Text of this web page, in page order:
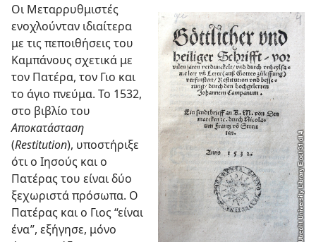
Οι Μεταρρυθμιστές
ενοχλούνταν ιδιαίτερα
με τις πεποιθήσεις του
Καμπάνους σχετικά με
τον Πατέρα, τον Γιο και
το άγιο πνεύμα. Το 1532,
στο βιβλίο του
Αποκατάσταση
(Restitution), υποστήριξε
ότι ο Ιησούς και ο
Πατέρας του είναι δύο
ξεχωριστά πρόσωπα. Ο
Πατέρας και ο Γιος “είναι
ένα”, εξήγησε, μόνο